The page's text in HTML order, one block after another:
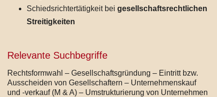
Schiedsrichtertätigkeit bei gesellschaftsrechtlichen
Streitigkeiten
Relevante Suchbegriffe
Rechtsformwahl – Gesellschaftsgründung – Eintritt bzw.
Ausscheiden von Gesellschaftern – Unternehmenskauf
und -verkauf (M & A) – Umstrukturierung von Unternehmen